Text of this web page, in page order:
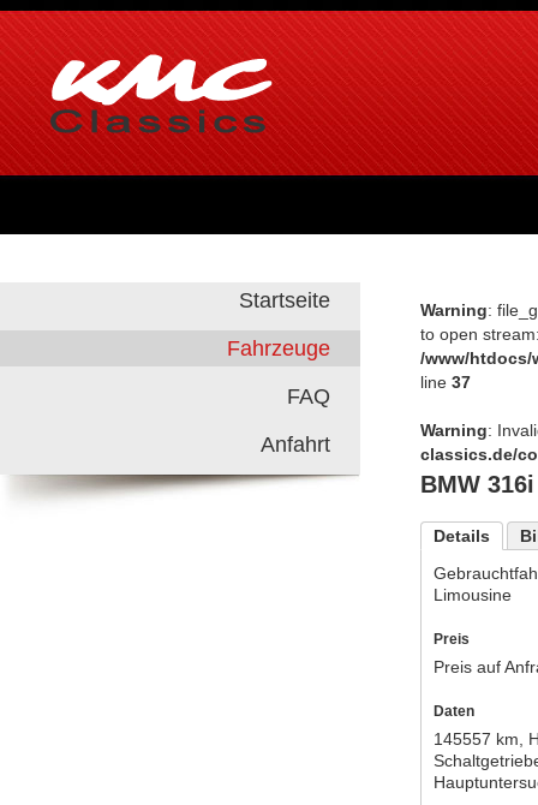
Startseite
Fahrzeuge
FAQ
Anfahrt
Warning:
to open
/www/htdocs/
line 37
Warning:
classics.de/
BMW
Details
Limousine
Preis
Preis auf
Daten
145557 km,